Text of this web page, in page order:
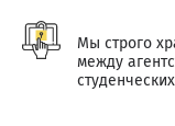
Мы строго
между